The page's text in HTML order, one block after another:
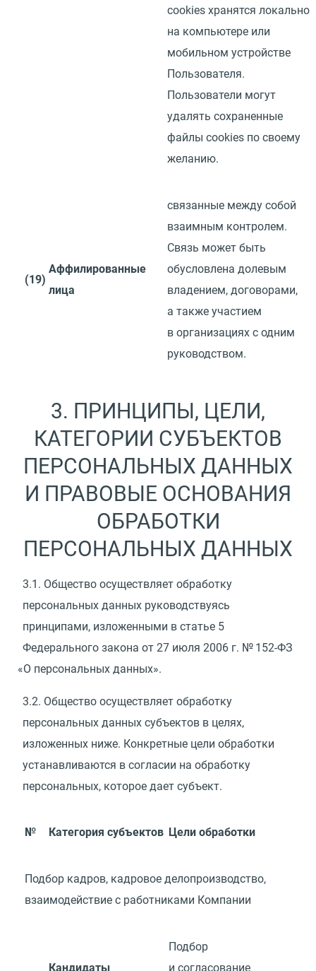
cookies хранятся локально
на компьютере или
мобильном устройстве
Пользователя.
Пользователи могут
удалять сохраненные
файлы cookies по своему
желанию.
(19)
Аффилированные
лица
связанные между собой
взаимным контролем.
Связь может быть
обусловлена долевым
владением, договорами,
а также участием
в организациях с одним
руководством.
3. ПРИНЦИПЫ, ЦЕЛИ,
КАТЕГОРИИ СУБЪЕКТОВ
ПЕРСОНАЛЬНЫХ ДАННЫХ
И ПРАВОВЫЕ ОСНОВАНИЯ
ОБРАБОТКИ
ПЕРСОНАЛЬНЫХ ДАННЫХ
3.1. Общество осуществляет обработку
персональных данных руководствуясь
принципами, изложенными в статье 5
Федерального закона от 27 июля 2006 г. № 152-ФЗ
«О персональных данных».
3.2. Общество осуществляет обработку
персональных данных субъектов в целях,
изложенных ниже. Конкретные цели обработки
устанавливаются в согласии на обработку
персональных, которое дает субъект.
№ Категория субъектов Цели обработки
Подбор кадров, кадровое делопроизводство,
взаимодействие с работниками Компании
Кандидаты
Подбор
и согласование